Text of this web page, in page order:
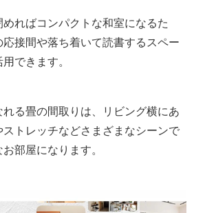
ればコンパクトな和室になるた
接間や落ち着いて読書するスペー
できます。
る畳の間取りは、リビング横にあ
ストレッチなどさまざまなシーンで
部屋になります。